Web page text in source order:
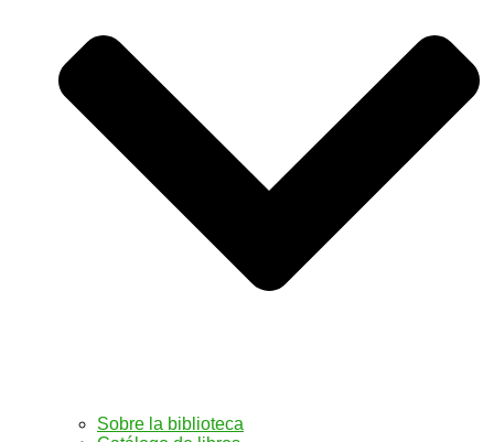
Sobre la biblioteca